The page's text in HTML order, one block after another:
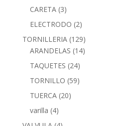
CARETA (3)
ELECTRODO (2)
TORNILLERIA (129)
ARANDELAS (14)
TAQUETES (24)
TORNILLO (59)
TUERCA (20)
varilla (4)